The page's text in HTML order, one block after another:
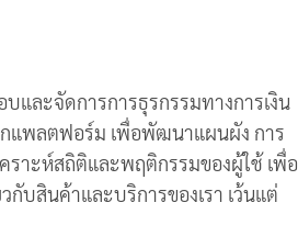
และจัดการการธุรกรรมทางการเงิน
กแพลตฟอร์ม เพื่อพัฒนาแผนผัง การ
ราะห์สถิติและพฤติกรรมของผู้ใช้ เพื่อ
บสินค้าและบริการของเรา เว้นแต่